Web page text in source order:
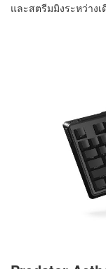
และสตรีมมิงระหว่างเ